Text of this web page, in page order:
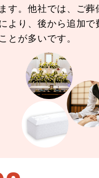
す。他社では、ご葬
より、後から追加で
とが多いです。